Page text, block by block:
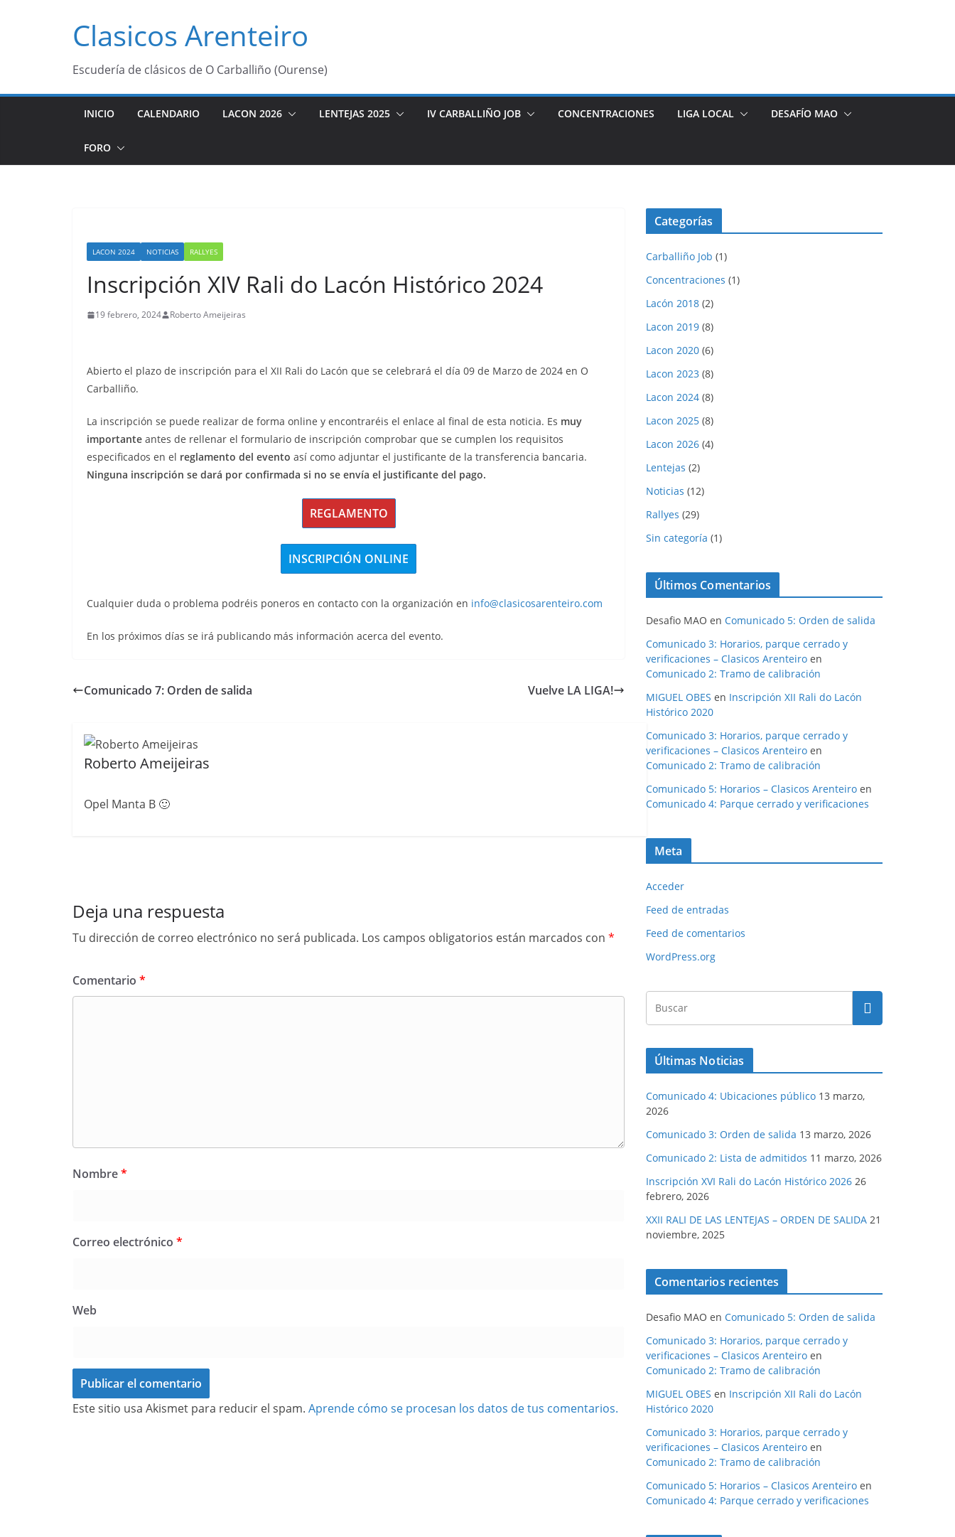
Clasicos Arenteiro
Escudería de clásicos de O Carballiño (Ourense)
INICIO CALENDARIO LACON 2026 LENTEJAS 2025 IV CARBALLIÑO JOB CONCENTRACIONES LIGA LOCAL DESAFÍO MAO
FORO
LACON 2024 NOTICIAS RALLYES
Inscripción XIV Rali do Lacón Histórico 2024
19 febrero, 2024 Roberto Ameijeiras
Abierto el plazo de inscripción para el XII Rali do Lacón que se celebrará el día 09 de Marzo de 2024 en O
Carballiño.
La inscripción se puede realizar de forma online y encontraréis el enlace al final de esta noticia. Es muy
importante antes de rellenar el formulario de inscripción comprobar que se cumplen los requisitos
especificados en el reglamento del evento así como adjuntar el justificante de la transferencia bancaria.
Ninguna inscripción se dará por confirmada si no se envía el justificante del pago.
REGLAMENTO
INSCRIPCIÓN ONLINE
Cualquier duda o problema podréis poneros en contacto con la organización en info@clasicosarenteiro.com
En los próximos días se irá publicando más información acerca del evento.
Comunicado 7: Orden de salida Vuelve LA LIGA!
Roberto Ameijeiras
Opel Manta B 🙂
Deja una respuesta
Tu dirección de correo electrónico no será publicada. Los campos obligatorios están marcados con *
Comentario *
Nombre*
Correo electrónico *
Web
Este sitio usa Akismet para reducir el spam. Aprende cómo se procesan los datos de tus comentarios.
Categorías
Carballiño Job (1)
Concentraciones (1)
Lacón 2018 (2)
Lacon 2019 (8)
Lacon 2020 (6)
Lacon 2023 (8)
Lacon 2024 (8)
Lacon 2025 (8)
Lacon 2026 (4)
Lentejas (2)
Noticias (12)
Rallyes (29)
Sin categoría (1)
Últimos Comentarios
Desafio MAO en Comunicado 5: Orden de salida
Comunicado 3: Horarios, parque cerrado y
verificaciones – Clasicos Arenteiro en
Comunicado 2: Tramo de calibración
MIGUEL OBES en Inscripción XII Rali do Lacón
Histórico 2020
Comunicado 3: Horarios, parque cerrado y
verificaciones – Clasicos Arenteiro en
Comunicado 2: Tramo de calibración
Comunicado 5: Horarios – Clasicos Arenteiro en
Comunicado 4: Parque cerrado y verificaciones
Meta
Acceder
Feed de entradas
Feed de comentarios
WordPress.org
Últimas Noticias
Comunicado 4: Ubicaciones público 13 marzo,
2026
Comunicado 3: Orden de salida 13 marzo, 2026
Comunicado 2: Lista de admitidos 11 marzo, 2026
Inscripción XVI Rali do Lacón Histórico 2026 26
febrero, 2026
XXII RALI DE LAS LENTEJAS – ORDEN DE SALIDA 21
noviembre, 2025
Comentarios recientes
Desafio MAO en Comunicado 5: Orden de salida
Comunicado 3: Horarios, parque cerrado y
verificaciones – Clasicos Arenteiro en
Comunicado 2: Tramo de calibración
MIGUEL OBES en Inscripción XII Rali do Lacón
Histórico 2020
Comunicado 3: Horarios, parque cerrado y
verificaciones – Clasicos Arenteiro en
Comunicado 2: Tramo de calibración
Comunicado 5: Horarios – Clasicos Arenteiro en
Comunicado 4: Parque cerrado y verificaciones